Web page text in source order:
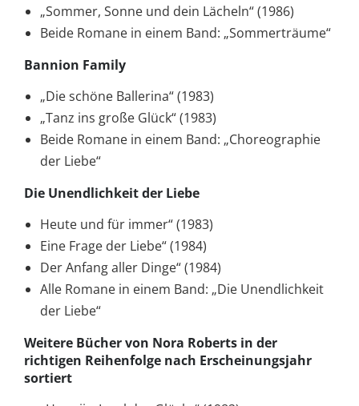
„Sommer, Sonne und dein Lächeln“ (1986)
Beide Romane in einem Band: „Sommerträume“
Bannion Family
„Die schöne Ballerina“ (1983)
„Tanz ins große Glück“ (1983)
Beide Romane in einem Band: „Choreographie
der Liebe“
Die Unendlichkeit der Liebe
Heute und für immer“ (1983)
Eine Frage der Liebe“ (1984)
Der Anfang aller Dinge“ (1984)
Alle Romane in einem Band: „Die Unendlichkeit
der Liebe“
Weitere Bücher von Nora Roberts in der
richtigen Reihenfolge nach Erscheinungsjahr
sortiert